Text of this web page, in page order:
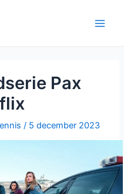
Pax
/ 5 december 2023